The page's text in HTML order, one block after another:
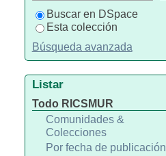
Buscar en DSpace
Esta colección
Búsqueda avanzada
Listar
Todo RICSMUR
Comunidades &
Colecciones
Por fecha de publicación